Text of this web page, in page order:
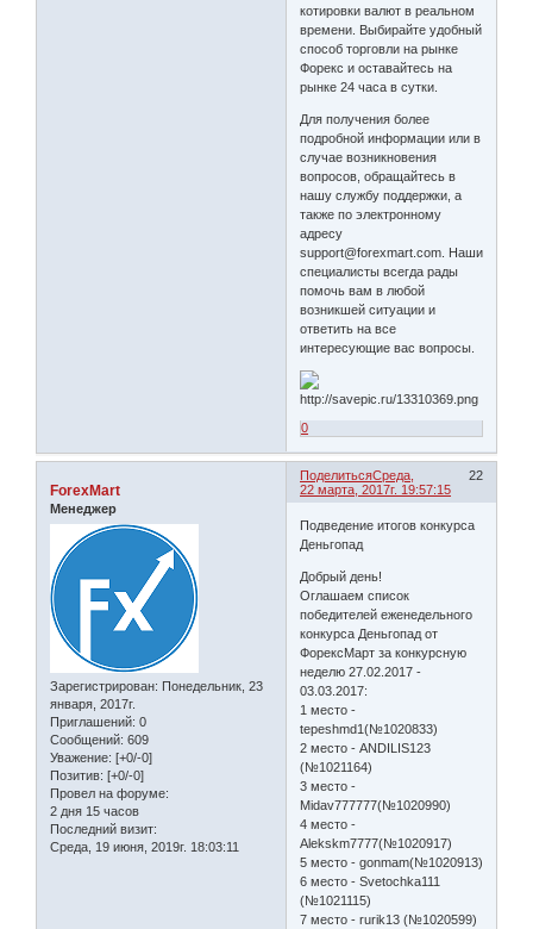
котировки валют в реальном
времени. Выбирайте удобный
способ торговли на рынке
Форекс и оставайтесь на
рынке 24 часа в сутки.
Для получения более
подробной информации или в
случае возникновения
вопросов, обращайтесь в
нашу службу поддержки, а
также по электронному
адресу
support@forexmart.com. Наши
специалисты всегда рады
помочь вам в любой
возникшей ситуации и
ответить на все
интересующие вас вопросы.
0
Поделиться 22
Среда,
22 марта, 2017г. 19:57:15
ForexMart
Менеджер
Зарегистрирован: Понедельник, 23
января, 2017г.
Приглашений: 0
Сообщений: 609
Уважение: [+0/-0]
Позитив: [+0/-0]
Провел на форуме:
2 дня 15 часов
Последний визит:
Среда, 19 июня, 2019г. 18:03:11
Подведение итогов конкурса
Деньгопад
Добрый день!
Оглашаем список
победителей еженедельного
конкурса Деньгопад от
ФорексМарт за конкурсную
неделю 27.02.2017 -
03.03.2017:
1 место -
tepeshmd1(№1020833)
2 место - ANDILIS123
(№1021164)
3 место -
Midav777777(№1020990)
4 место -
Alekskm7777(№1020917)
5 место - gonmam(№1020913)
6 место - Svetochka111
(№1021115)
7 место - rurik13 (№1020599)